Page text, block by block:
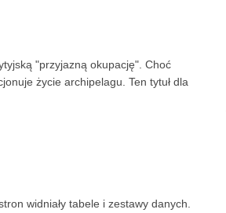
"przyjazną okupację". Choć
życie archipelagu. Ten tytuł dla
widniały tabele i zestawy danych.